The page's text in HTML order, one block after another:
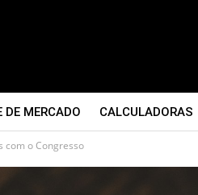
DE MERCADO CALCULADORAS
com o Congresso